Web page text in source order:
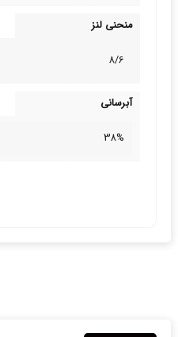
منحنی لنز
8/6
آبرسانی
38%